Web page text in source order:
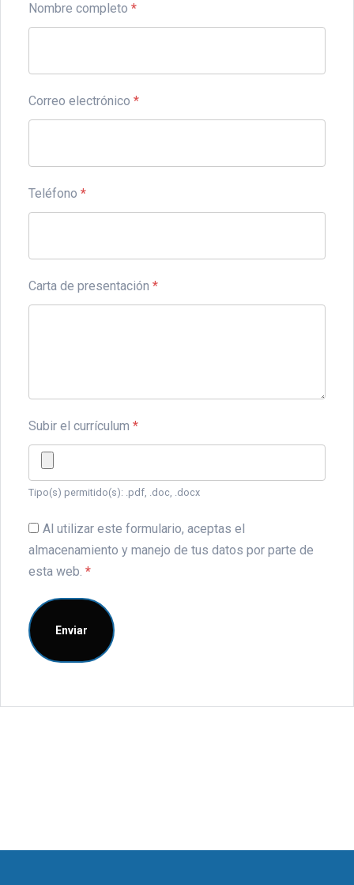
Nombre completo *
Correo electrónico *
Teléfono *
Carta de presentación *
Subir el currículum *
Tipo(s) permitido(s): .pdf, .doc, .docx
Al utilizar este formulario, aceptas el
almacenamiento y manejo de tus datos por parte de
esta web. *